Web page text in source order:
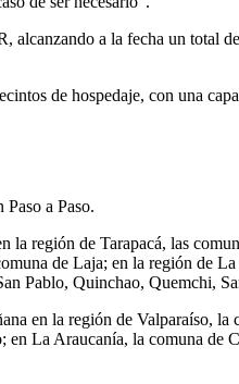
a la fecha un total
de hospedaje, con una
a Paso.
la región de Tarapacá, las
de Laja; en la región de
Pablo, Quinchao, Quemchi,
en la región de Valparaíso,
La Araucanía, la comuna